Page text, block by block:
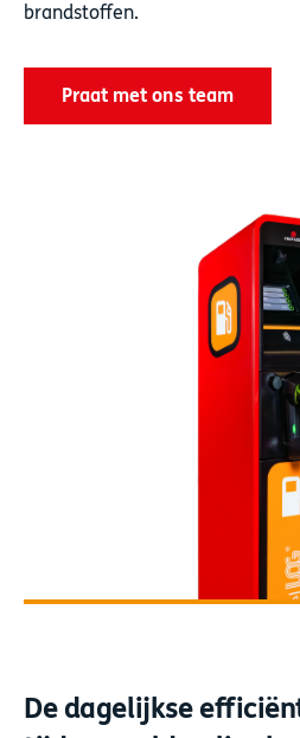
brandstoffen.
Praat met ons team
De dagelijkse